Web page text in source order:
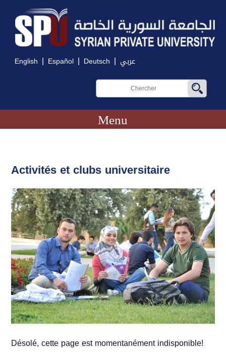
English | Español | Deutsch | عربي
Menu
Activités et clubs universitaire
Désolé, cette page est momentanément indisponible!